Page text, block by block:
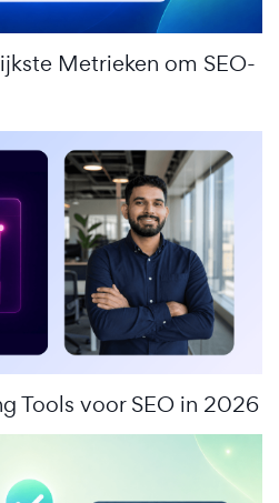
Metrieken om SEO-
Tools voor SEO in 2026